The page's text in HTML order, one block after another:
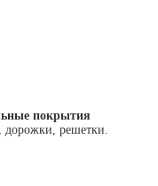
покрытия
дорожки, решетки.